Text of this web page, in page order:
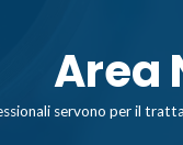
Area
servono per il